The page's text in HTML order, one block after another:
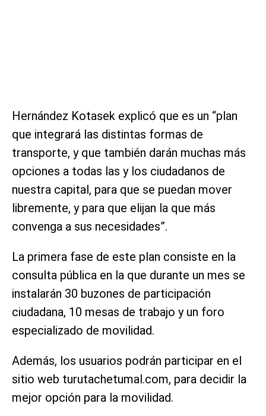
Hernández Kotasek explicó que es un “plan
que integrará las distintas formas de
transporte, y que también darán muchas más
opciones a todas las y los ciudadanos de
nuestra capital, para que se puedan mover
libremente, y para que elijan la que más
convenga a sus necesidades”.
La primera fase de este plan consiste en la
consulta pública en la que durante un mes se
instalarán 30 buzones de participación
ciudadana, 10 mesas de trabajo y un foro
especializado de movilidad.
Además, los usuarios podrán participar en el
sitio web turutachetumal.com, para decidir la
mejor opción para la movilidad.